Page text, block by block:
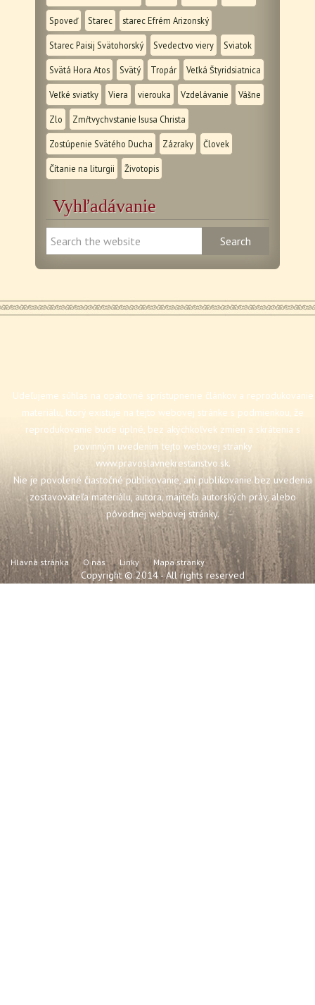
Spoveď Starec starec Efrém Arizonský
Starec Paisij Svätohorský Svedectvo viery Sviatok
Svätá Hora Atos Svätý Tropár Veľká Štyridsiatnica
Veľké sviatky Viera vierouka Vzdelávanie Vášne
Zlo Zmŕtvychvstanie Isusa Christa
Zostúpenie Svätého Ducha Zázraky Človek
Čítanie na liturgii Životopis
Vyhľadávanie
Udeľujeme súhlas na opätovné sprístupnenie článkov a reprodukovanie
materiálu, ktorý existuje na tejto webovej stránke s podmienkou, že
reprodukovanie bude úplné, bez akýchkoľvek zmien a skrátenia s
povinným uvedením tejto webovej stránky
www.pravoslavnekrestanstvo.sk.
Nie je povolené čiastočné publikovanie, ani publikovanie bez uvedenia
zostavovateľa materiálu, autora, majiteľa autorských práv, alebo
pôvodnej webovej stránky.
Hlavná stránka O nás Linky Mapa stránky
Copyright © 2014 - All rights reserved